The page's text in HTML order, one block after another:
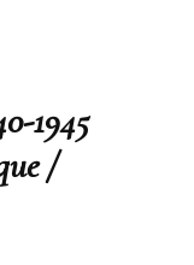
1945
/